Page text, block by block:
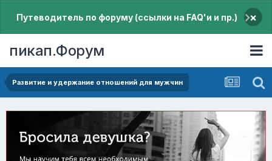
Путеводитель по форуму (ссылки на FAQ'и и пр.) ×
пикап.Форум
Pазвитие и удержание отношений для мужчин